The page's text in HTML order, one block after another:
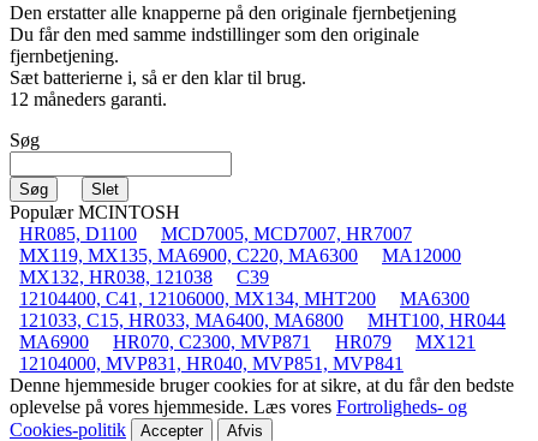
Den erstatter alle knapperne på den originale fjernbetjening
Du får den med samme indstillinger som den originale
fjernbetjening.
Sæt batterierne i, så er den klar til brug.
12 måneders garanti.
Søg
Populær MCINTOSH
HR085, D1100
MCD7005, MCD7007, HR7007
MX119, MX135, MA6900, C220, MA6300
MA12000
MX132, HR038, 121038
C39
12104400, C41, 12106000, MX134, MHT200
MA6300
121033, C15, HR033, MA6400, MA6800
MHT100, HR044
MA6900
HR070, C2300, MVP871 HR079
MX121
12104000, MVP831, HR040, MVP851, MVP841
Denne hjemmeside bruger cookies for at sikre, at du får den bedste
oplevelse på vores hjemmeside. Læs vores Fortroligheds- og
Cookies-politik
Accepter Afvis